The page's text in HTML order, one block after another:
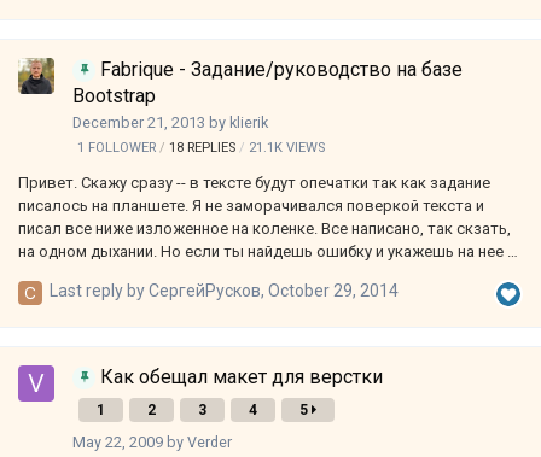
технологии адаптивной разметки. В …
Fabrique - Задание/руководство на базе
Bootstrap
December 21, 2013 by klierik
1 FOLLOWER 18 REPLIES 21.1K VIEWS
Привет. Скажу сразу -- в тексте будут опечатки так как задание
писалось на планшете. Я не заморачивался поверкой текста и
писал все ниже изложенное на коленке. Все написано, так скзать,
на одном дыхании. Но если ты найдешь ошибку и укажешь на нее я
заданий тут представленных направлены на самых что ни есть
верстальщик идет или на фриланс или в мелкую компанию и
верстает такие же по уровню сложности сайты. Как правило это
хомяки, не большие промо сайты, ну или в крайнем случае что-то
похоже…
Last reply byСергейРусков, October 29, 2014
Как обещал макет для верстки
1 2 3 4 5
May 22, 2009 by Verder